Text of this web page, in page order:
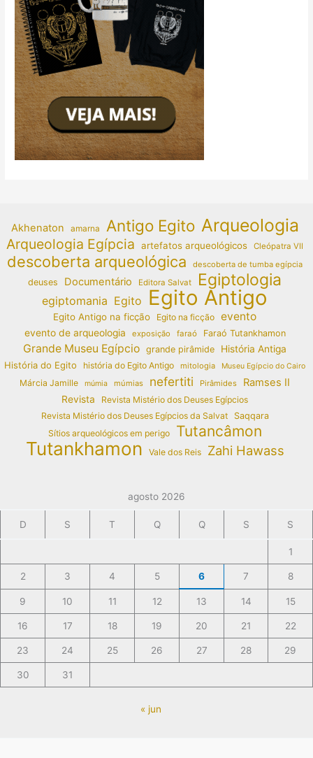
Akhenaton amarna Antigo Egito Arqueologia
Arqueologia Egípcia artefatos arqueológicos Cleópatra VII
descoberta arqueológica descoberta de tumba egípcia
deuses Documentário Editora Salvat Egiptologia
egiptomania Egito Egito Antigo
Egito Antigo na ficção Egito na ficção evento
evento de arqueologia exposição faraó Faraó Tutankhamon
Grande Museu Egípcio grande pirâmide
História Antiga
História do Egito
história do Egito Antigo mitologia Museu Egípcio do Cairo
Márcia Jamille múmia múmias nefertiti Pirâmides Ramses II
Revista
Revista Mistério dos Deuses Egípcios
Revista Mistério dos Deuses Egípcios da Salvat
Saqqara
Sítios arqueológicos em perigo
Tutancâmon
Tutankhamon Vale dos Reis Zahi Hawass
agosto 2026
D S T Q Q S S
1
2 3 4 5 6 7 8
9 10 11 12 13 14 15
16 17 18 19 20 21 22
23 24 25 26 27 28 29
30 31
« jun